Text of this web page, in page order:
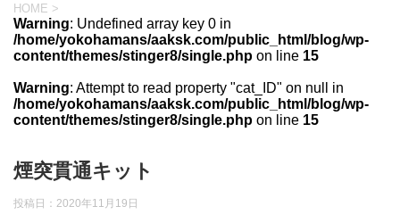
HOME >
Warning: Undefined array key 0 in
/home/yokohamans/aaksk.com/public_html/blog/wp-
content/themes/stinger8/single.php on line 15
Warning: Attempt to read property "cat_ID" on null in
/home/yokohamans/aaksk.com/public_html/blog/wp-
content/themes/stinger8/single.php on line 15
煙突貫通キット
投稿日： 2020年11月19日